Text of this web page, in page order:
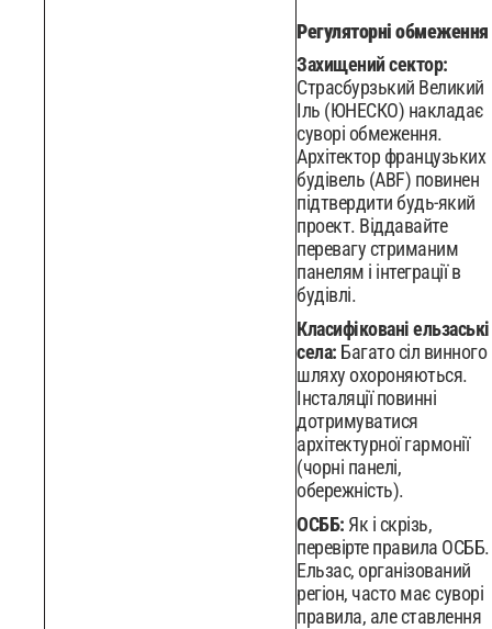
Регуляторні обмеження
Захищений сектор:
Страсбурзький Великий
Іль (ЮНЕСКО) накладає
суворі обмеження.
Архітектор французьких
будівель (ABF) повинен
підтвердити будь-який
проект. Віддавайте
перевагу стриманим
панелям і інтеграції в
будівлі.
Класифіковані ельзаські
села: Багато сіл винного
шляху охороняються.
Інсталяції повинні
дотримуватися
архітектурної гармонії
(чорні панелі,
обережність).
ОСББ: Як і скрізь,
перевірте правила ОСББ.
Ельзас, організований
регіон, часто має суворі
правила, але ставлення